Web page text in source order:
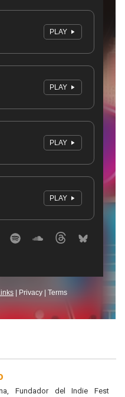
Fundador del Indie Fest